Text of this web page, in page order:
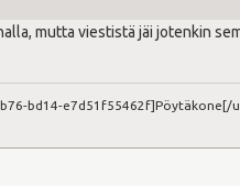
mutta viestistä jäi jotenkin
bd14-e7d51f55462f]Pöytäkone[/